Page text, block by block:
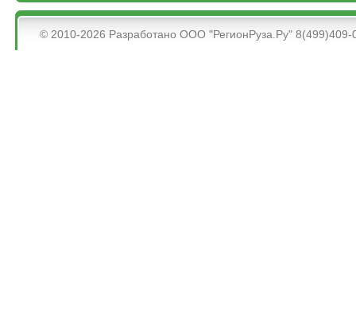
&bsps;
© 2010-2026 Разработано ООО "РегионРуза.Ру" 8(499)409-